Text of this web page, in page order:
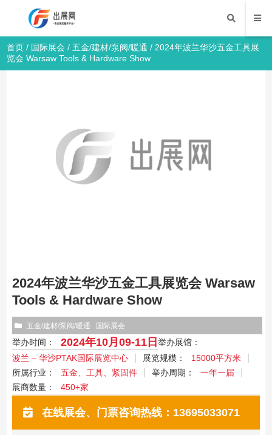
首页 / 国际展会 /五金/建材/泵阀/暖通 / 2024年波兰华沙五金工具展
览会 Warsaw Tools & Hardware Show
2024年波兰华沙五金工具展览会 Warsaw
Tools & Hardware Show
五金/建材/泵阀/暖通 国际展会
举办时间： 2024年10月09-11日 举办展馆：
波兰 – 华沙PTAK国际展览中心
展览规模：
15000平方米
所属行业：
五金、工具、紧固件 举办周期：
一年一届
展商数量：
450+家
在线展会、门票咨询热线：13695033071